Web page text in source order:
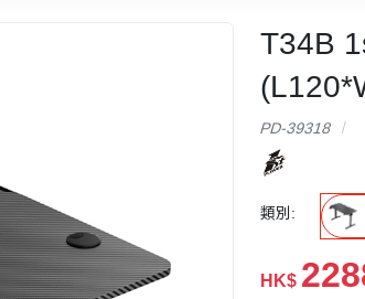
T34B
PD-39318
類別:
HK$